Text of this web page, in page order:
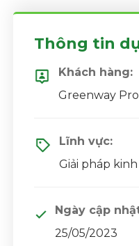
Thông tin
Khách hàng:
Greenway
Lĩnh vực:
Giải pháp
Ngày cập
25/05/2023